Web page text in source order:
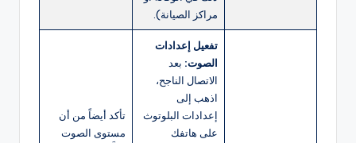
مراكز الصيانة).
تفعيل إعدادات
الصوت: بعد
الاتصال الناجح،
اذهب إلى
إعدادات البلوتوث
على هاتفك
تأكد أيضاً من أن
مستوى الصوت